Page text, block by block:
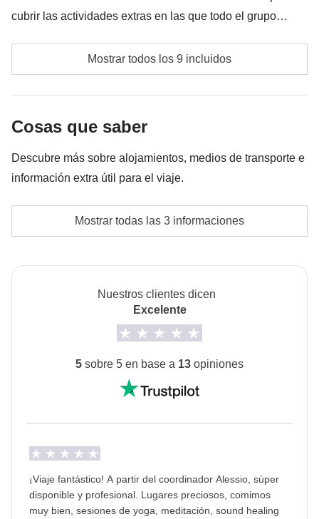
cubrir las actividades extras en las que todo el grupo
podría ser necesario incrementarlo. En cualquier caso, se
devolverá la diferencia no utilizada.
Clase de surf
Entrada a la Cueva de Los Verdas
Jardín de Cactus
Las actividades y extras que todos los participantes
han acordado realizar, junto con la parte
correspondiente del coordinador. Actividades
pagadas con el fondo común: son realizadas por
proveedores locales ajenos a WeRoad (terceros) y se
su gestión ni asume responsabilidad alguna
Mostrar todos los 9 incluidos
Cosas que saber
Descubre más sobre alojamientos, medios de transporte e
información extra útil para el viaje.
El alojamiento puede ser en hotel, apartamento o
villa, según la disponibilidad en el momento de la
meditación y coaching podrían compartirse y no ser
Mostrar todas las 3 informaciones
Nuestros clientes dicen
Excelente
5 sobre 5 en base a 13 opiniones
¡Viaje fantástico! A partir del coordinador Alessio, súper
disponible y profesional. Lugares preciosos, comimos
muy bien, sesiones de yoga, meditación, sound healing